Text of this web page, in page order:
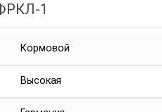
1
Кормовой
Высокая